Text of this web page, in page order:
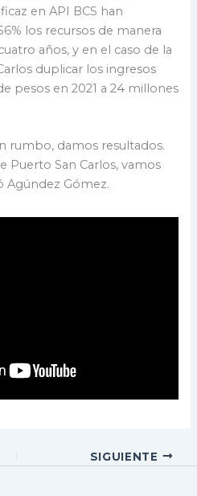
en API BCS han
los recursos de manera
años, y en el caso de la
duplicar los ingresos
pesos en 2021 a 24 millones
rumbo, damos resultados.
Puerto San Carlos, vamos
Agúndez Gómez.
SIGUIENTE